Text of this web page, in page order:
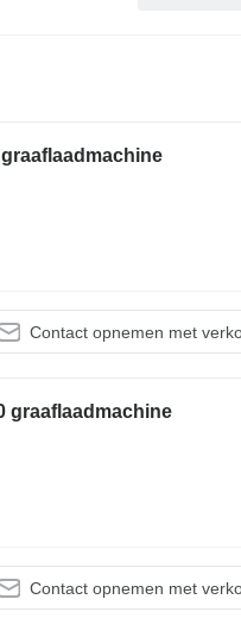
Contact opnemen met
graaflaadmachine
Contact opnemen met